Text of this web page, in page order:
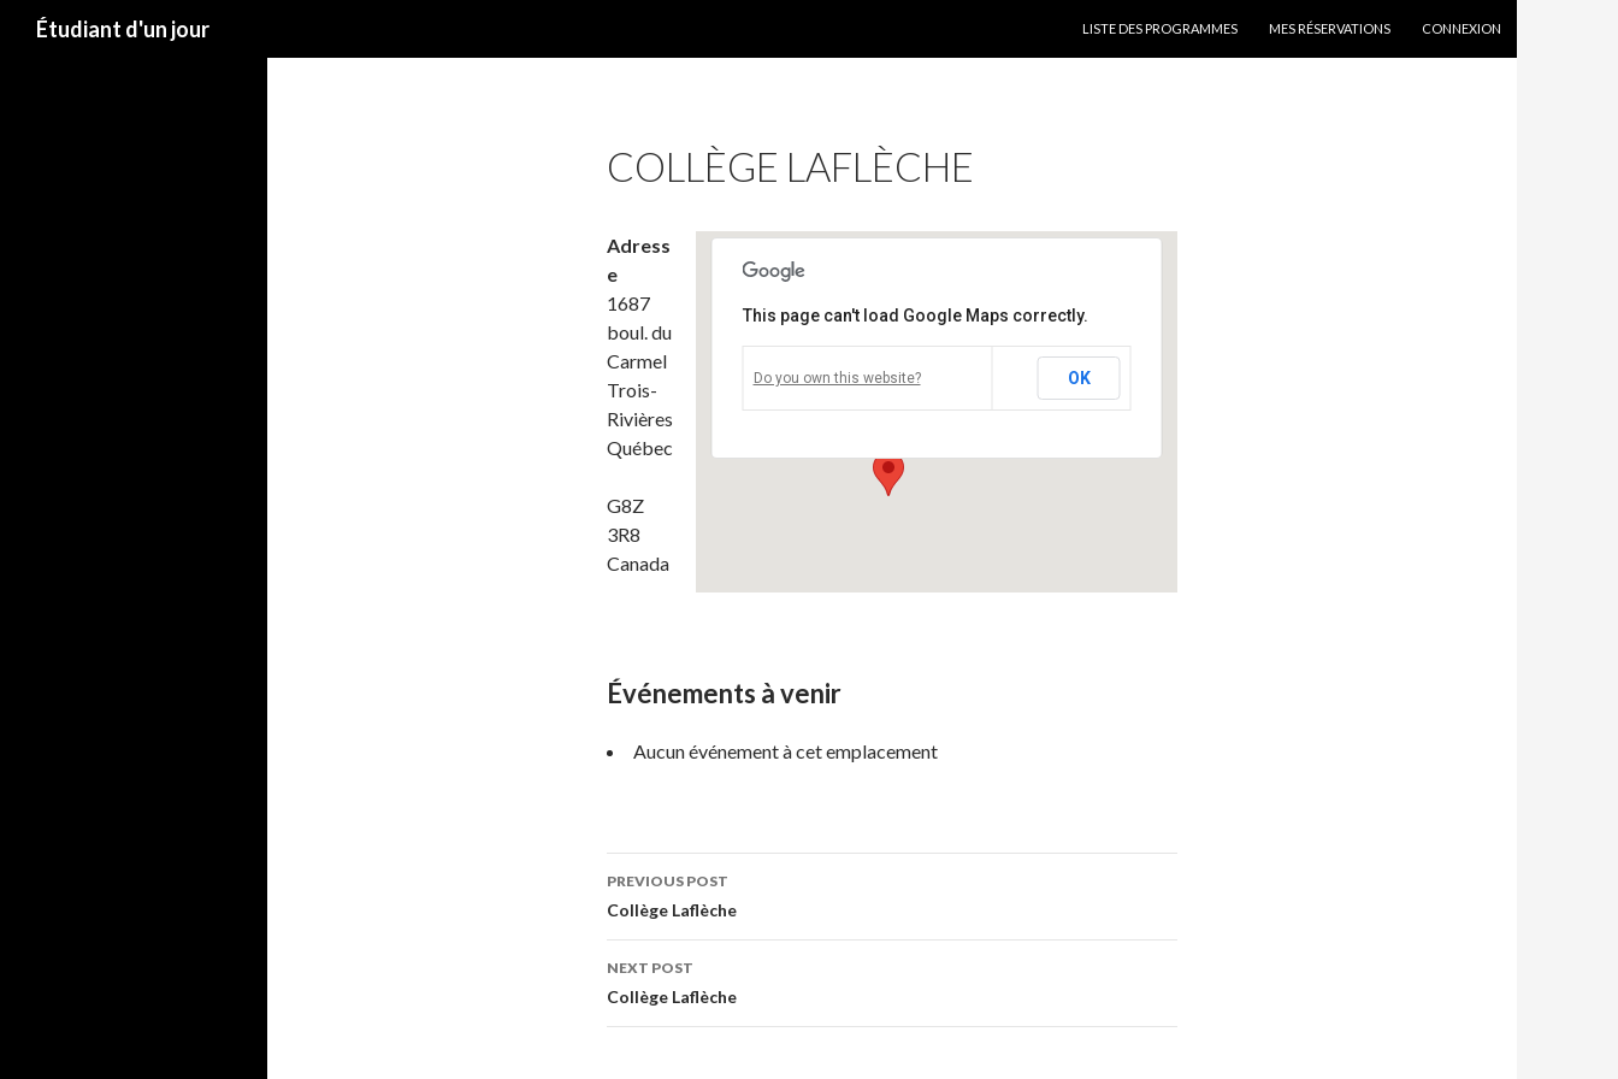
Étudiant d'un jour
LISTE DES PROGRAMMES
MES RÉSERVATIONS CONNEXION
COLLÈGE LAFLÈCHE
Collège Laflèche
1687 boul. du Carmel - Trois-Rivières
Événements
This page can't load Google Maps correctly.
Do you own this website? OK
Adress
e
1687
boul. du
Carmel
Trois-
Rivières
Québec
G8Z
3R8
Canada
Événements à venir
Aucun événement à cet emplacement
Post
navigation
PREVIOUS POST
Collège Laflèche
NEXT POST
Collège Laflèche